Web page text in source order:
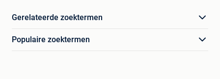
Gerelateerde zoektermen
Populaire zoektermen